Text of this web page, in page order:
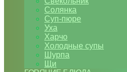
Солянка
Суп-пюре
Уха
Харчо
Холодные супы
Шурпа
Щи